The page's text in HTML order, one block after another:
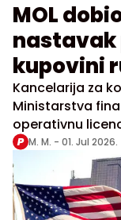
MOL
nastavak
kupovini
do 31. jula
Kancelarija za
Ministarstva
operativnu
industrije Srbije
M. M. - 01. Jul 2026.